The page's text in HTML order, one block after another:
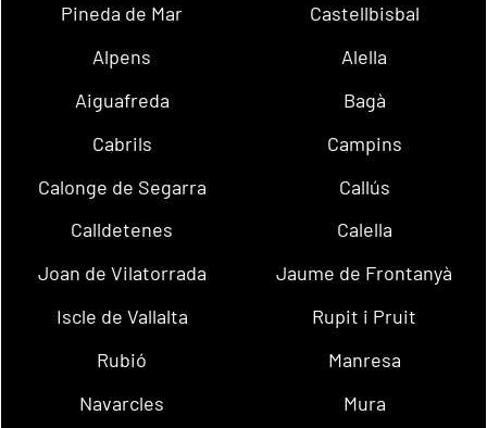
Pineda de Mar
Castellbisbal
Alpens
Alella
Aiguafreda
Bagà
Cabrils
Campins
Calonge de Segarra
Callús
Calldetenes
Calella
Joan de Vilatorrada
Jaume de Frontanyà
Iscle de Vallalta
Rupit i Pruit
Rubió
Manresa
Navarcles
Mura